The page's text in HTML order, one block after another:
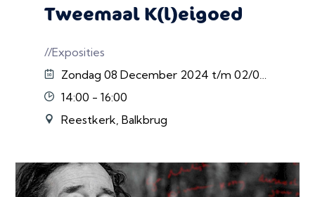
Tweemaal K(l)eigoed
//Exposities
Zondag 08 December 2024 t/m 02/02/2025
14:00 - 16:00
Reestkerk, Balkbrug